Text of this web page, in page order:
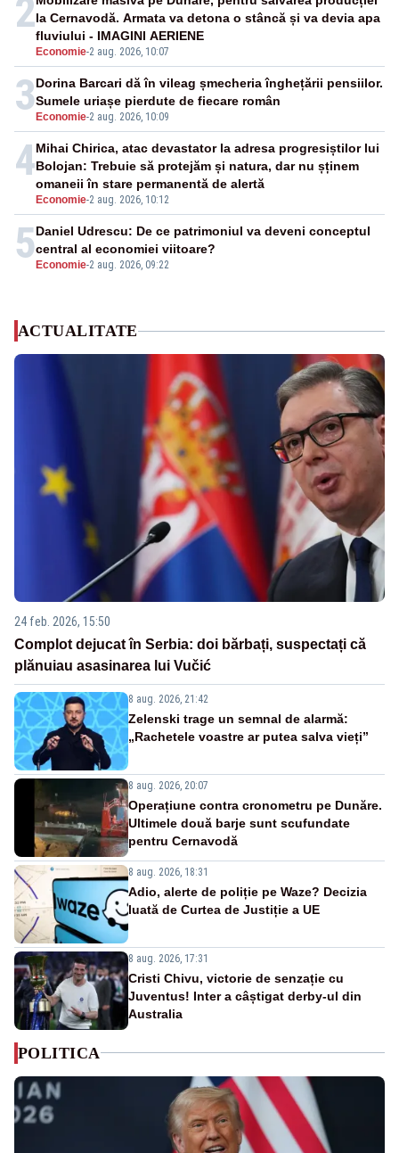
2
Economie-2 aug. 2026, 10:07
la Cernavodă. Armata va detona o stâncă și va devia apa
fluviului - IMAGINI AERIENE
3 Economie-2 aug. 2026, 10:09
Dorina Barcari dă în vileag șmecheria înghețării pensiilor.
Sumele uriașe pierdute de fiecare român
4
Economie-2 aug. 2026, 10:12
Mihai Chirica, atac devastator la adresa progresiștilor lui
Bolojan: Trebuie să protejăm și natura, dar nu șținem
omaneii în stare permanentă de alertă
5 Economie-2 aug. 2026, 09:22
Daniel Udrescu: De ce patrimoniul va deveni conceptul
central al economiei viitoare?
ACTUALITATE
24 feb. 2026, 15:50
Complot dejucat în Serbia: doi bărbați, suspectați că
plănuiau asasinarea lui Vučić
8 aug. 2026, 21:42
Zelenski trage un semnal de alarmă:
„Rachetele voastre ar putea salva vieți”
8 aug. 2026, 20:07
Operațiune contra cronometru pe Dunăre.
Ultimele două barje sunt scufundate
pentru Cernavodă
8 aug. 2026, 18:31
Adio, alerte de poliție pe Waze? Decizia
luată de Curtea de Justiție a UE
8 aug. 2026, 17:31
Cristi Chivu, victorie de senzație cu
Juventus! Inter a câștigat derby-ul din
Australia
POLITICA